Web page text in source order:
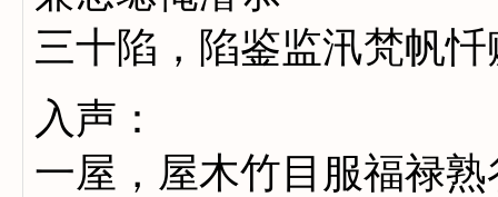
三十陷，陷鉴监汛梵帆
入声：
一屋，屋木竹目服福禄